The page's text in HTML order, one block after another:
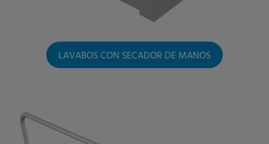
LAVABOS CON SECADOR DE MANOS